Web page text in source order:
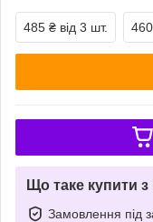
485 ₴ від 3 шт.
Що таке купити
Замовлення під